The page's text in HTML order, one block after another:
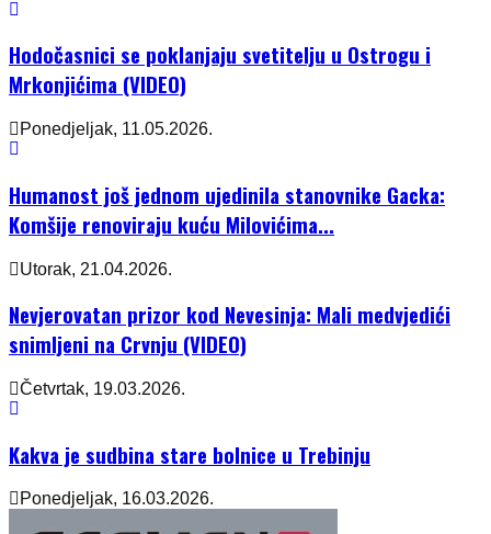
Hodočasnici se poklanjaju svetitelju u Ostrogu i
Mrkonjićima (VIDEO)
Ponedjeljak, 11.05.2026.
Humanost još jednom ujedinila stanovnike Gacka:
Komšije renoviraju kuću Milovićima...
Utorak, 21.04.2026.
Nevjerovatan prizor kod Nevesinja: Mali medvjedići
snimljeni na Crvnju (VIDEO)
Četvrtak, 19.03.2026.
Kakva je sudbina stare bolnice u Trebinju
Ponedjeljak, 16.03.2026.